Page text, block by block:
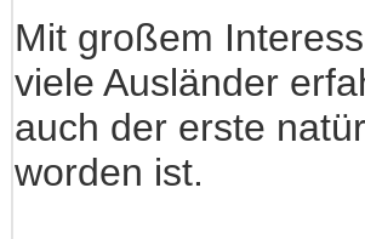
Mit großem
viele Ausländer
auch der erste
worden ist.